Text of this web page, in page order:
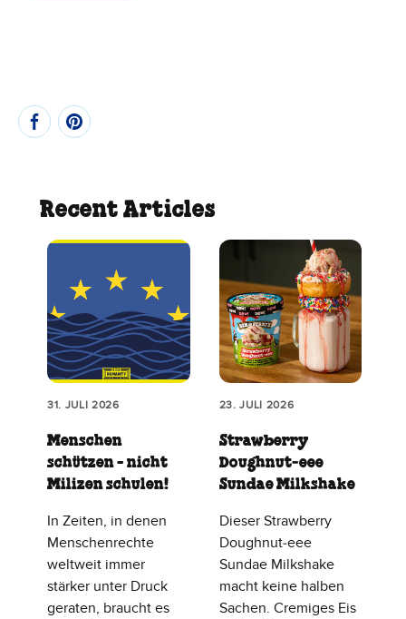
Recent Articles
31. JULI 2026
Menschen
schützen - nicht
Milizen schulen!
In Zeiten, in denen
Menschenrechte
weltweit immer
stärker unter Druck
geraten, braucht es
23. JULI 2026
Strawberry
Doughnut‑eee
Sundae Milkshake
Dieser Strawberry
Doughnut‑eee
Sundae Milkshake
macht keine halben
Sachen. Cremiges Eis